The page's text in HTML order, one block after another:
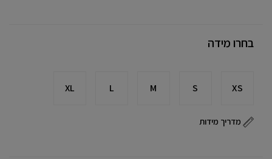
בחרו מידה
XS
S
M
L
XL
מדריך מידות